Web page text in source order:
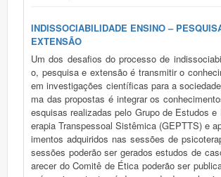
INDISSOCIABILIDADE ENSINO –
EXTENSÃO
Um dos desafios do processo de
o, pesquisa e extensão é transmitir o
em investigações científicas para a
ma das propostas é integrar os
esquisas realizadas pelo Grupo de Estudos
erapia Transpessoal Sistêmica (GEPTTS) e
imentos adquiridos nas sessões de
sessões poderão ser gerados estudos de
arecer do Comitê de Ética poderão ser